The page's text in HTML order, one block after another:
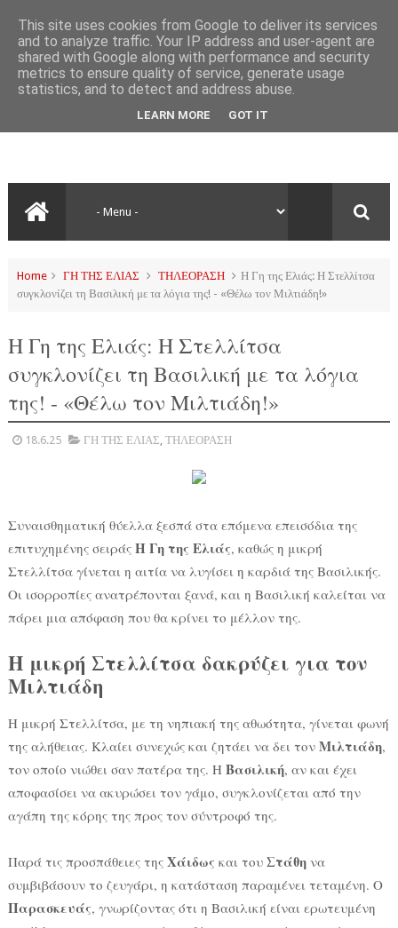
Home ΓΗ ΤΗΣ ΕΛΙΑΣ ΤΗΛΕΟΡΑΣΗ
Η Γη της Ελιάς: Η Στελλίτσα
συγκλονίζει τη Βασιλική με τα λόγια της! - «Θέλω τον Μιλτιάδη!»
Η Γη της Ελιάς: Η Στελλίτσα
συγκλονίζει τη Βασιλική με τα λόγια
της! - «Θέλω τον Μιλτιάδη!»
18.6.25 ΓΗ ΤΗΣ ΕΛΙΑΣ, ΤΗΛΕΟΡΑΣΗ
Συναισθηματική θύελλα ξεσπά στα επόμενα επεισόδια της
επιτυχημένης σειράς Η Γη της Ελιάς, καθώς η μικρή
Στελλίτσα γίνεται η αιτία να λυγίσει η καρδιά της Βασιλικής.
Οι ισορροπίες ανατρέπονται ξανά, και η Βασιλική καλείται να
πάρει μια απόφαση που θα κρίνει το μέλλον της.
Η μικρή Στελλίτσα δακρύζει για τον
Μιλτιάδη
Η μικρή Στελλίτσα, με τη νηπιακή της αθωότητα, γίνεται φωνή
της αλήθειας. Κλαίει συνεχώς και ζητάει να δει τον Μιλτιάδη,
τον οποίο νιώθει σαν πατέρα της. Η Βασιλική, αν και έχει
αποφασίσει να ακυρώσει τον γάμο, συγκλονίζεται από την
αγάπη της κόρης της προς τον σύντροφό της.
Παρά τις προσπάθειες της Χάιδως και του Στάθηνα
συμβιβάσουν το ζευγάρι, η κατάσταση παραμένει τεταμένη. Ο
Παρασκευάς, γνωρίζοντας ότι η Βασιλική είναι ερωτευμένη
This site uses cookies from Google to deliver its services
and to analyze traffic. Your IP address and user-agent are
shared with Google along with performance and security
metrics to ensure quality of service, generate usage
statistics, and to detect and address abuse.
LEARN MORE GOT IT